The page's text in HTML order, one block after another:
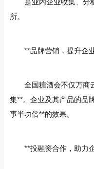
是业内企业收集、分
所。
**品牌营销，提升企
全国糖酒会不仅万商
集**。企业及其产品的品
事半功倍**的效果。
**投融资合作，助力